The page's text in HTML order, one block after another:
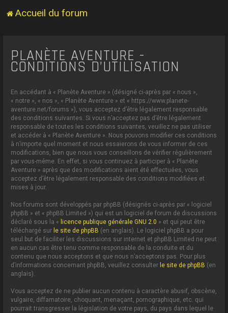
Accueil du forum
PLANÈTE AVENTURE -
CONDITIONS D’UTILISATION
En accédant à « Planète Aventure » (désigné ci-après par « nous »,
« notre », « nos », « Planète Aventure » et « https://www.planete-
aventure.net/forums »), vous acceptez d’être légalement responsable
des conditions suivantes. Si vous n’acceptez pas d’être légalement
responsable de toutes les conditions suivantes, veuillez ne pas utiliser
et accéder à « Planète Aventure ». Nous pouvons modifier ces conditions
à n’importe quel moment et nous essaierons de vous informer de ces
modifications, bien que nous vous conseillons de vérifier régulièrement
par vous-même. En effet, si vous continuez à participer à « Planète
Aventure » après que des modifications aient été effectuées, vous
acceptez d’être légalement responsable des conditions modifiées et
mises à jour.
Nos forums sont développés par phpBB (désignés ci-après par « logiciel
phpBB » et « phpBB Limited ») qui est un logiciel de forum de discussions
déclaré sous la « licence publique générale GNU 2.0 » et qui peut être
téléchargé sur le site de phpBB (en anglais). Le logiciel phpBB a pour
seul but de faciliter les discussions sur internet et phpBB Limited ne peut
en aucun cas être tenu comme responsable de la conduite et du
contenu que nous acceptons et que nous n’acceptons pas. Pour plus
d’informations concernant phpBB, veuillez consulter le site de phpBB (en
anglais).
Vous acceptez de ne publier aucun contenu à caractère abusif, obscène,
vulgaire, diffamatoire, choquant, menaçant, pornographique, etc. qui
pourrait transgresser la législation de votre pays, du pays dans lequel le